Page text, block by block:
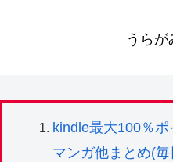
うらが
kindle最大100％
マンガ他まとめ(